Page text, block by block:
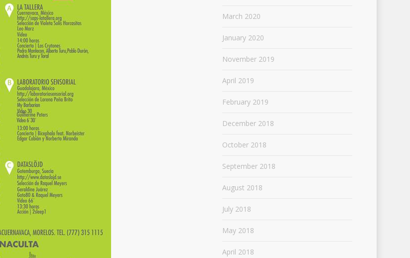
March 2020
January 2020
November 2019
April 2019
February 2019
December 2018
October 2018
September 2018
August 2018
July 2018
May 2018
April 2018